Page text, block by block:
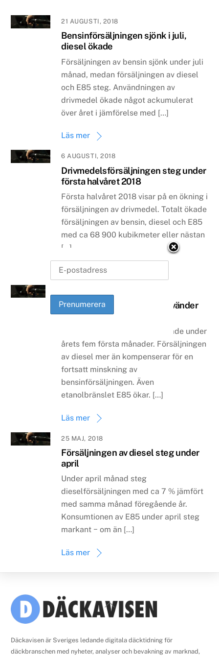
21 AUGUSTI, 2018
Bensinförsäljningen sjönk i juli,
diesel ökade
Försäljningen av bensin sjönk under juli
månad, medan försäljningen av diesel
och E85 steg. Användningen av
drivmedel ökade något ackumulerat
över året i jämförelse med […]
Läs mer
6 AUGUSTI, 2018
Drivmedelsförsäljningen steg under
första halvåret 2018
Första halvåret 2018 visar på en ökning i
försäljningen av drivmedel. Totalt ökade
försäljningen av bensin, diesel och E85
med ca 68 900 kubikmeter eller nästan
[…]
Läs mer
Försäljningen av drivmedel vänder
upp igen
Försäljningen av drivmedel ökade under
årets fem första månader. Försäljningen
av diesel mer än kompenserar för en
fortsatt minskning av
bensinförsäljningen. Även
etanolbränslet E85 ökar. […]
Läs mer
25 MAJ, 2018
Försäljningen av diesel steg under
april
Under april månad steg
dieselförsäljningen med ca 7 % jämfört
med samma månad föregående år.
Konsumtionen av E85 under april steg
markant − om än […]
Läs mer
Back
To
Däckavisen är Sveriges ledande digitala däcktidning för
däckbranschen med nyheter, analyser och bevakning av marknad,